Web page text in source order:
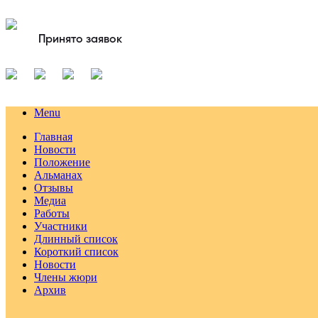
Принято заявок
Menu
Главная
Новости
Положение
Альманах
Отзывы
Медиа
Работы
Участники
Длинный список
Короткий список
Новости
Члены жюри
Архив